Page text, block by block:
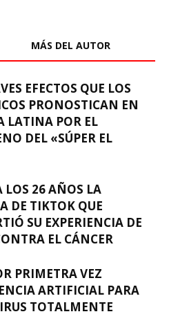
MÁS DEL AUTOR
EFECTOS QUE LOS
PRONOSTICAN EN
LATINA POR EL
DEL «SÚPER EL
LOS 26 AÑOS LA
DE TIKTOK QUE
SU EXPERIENCIA DE
EL CÁNCER
PRIMETRA VEZ
ARTIFICIAL PARA
TOTALMENTE